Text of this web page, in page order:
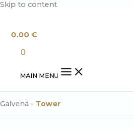
Skip to content
0.00 €
0
MAIN MENU
Galvenā - Tower